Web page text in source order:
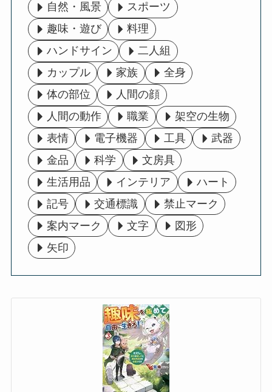
自然・風景
スポーツ
趣味・遊び
料理
ハンドサイン
二人組
カップル
家族
全身
体の部位
人間の顔
人間の動作
職業
架空の生物
表情
電子機器 工具
武器
金品
科学
文房具
生活用品
インテリア
ハート
記号
交通標識
禁止マーク
案内マーク
文字
図形
矢印